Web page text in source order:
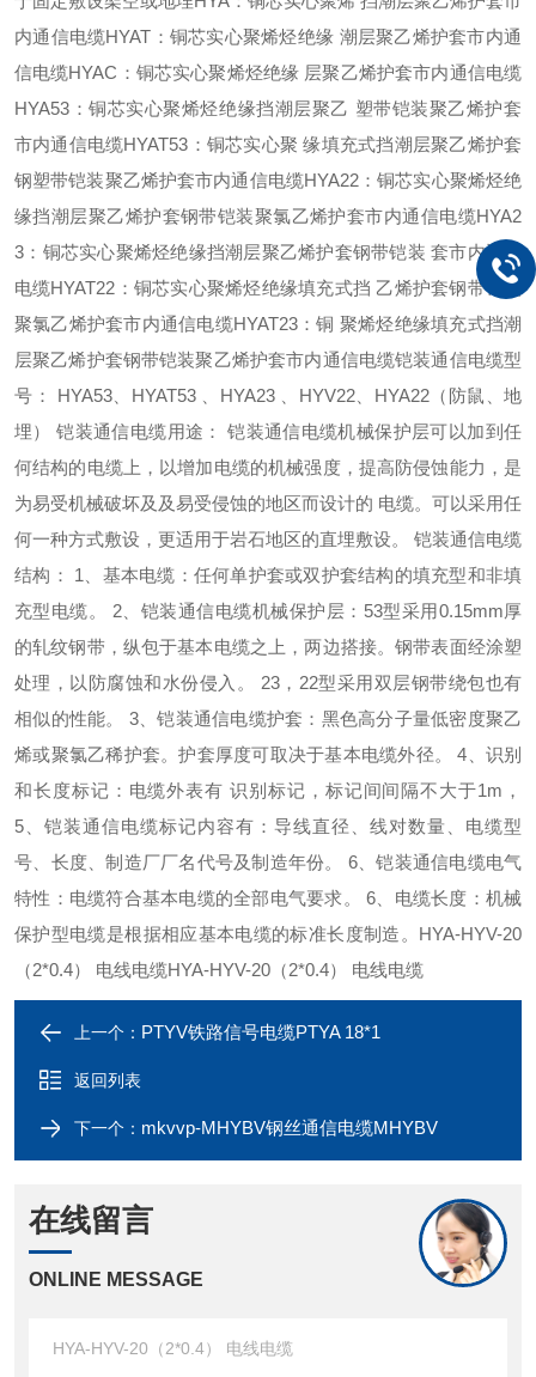
内通信电缆HYAT：铜芯实心聚烯烃绝缘 潮层聚乙烯护套市内通
信电缆HYAC：铜芯实心聚烯烃绝缘 层聚乙烯护套市内通信电缆
HYA53：铜芯实心聚烯烃绝缘挡潮层聚乙 塑带铠装聚乙烯护套
市内通信电缆HYAT53：铜芯实心聚 缘填充式挡潮层聚乙烯护套
钢塑带铠装聚乙烯护套市内通信电缆HYA22：铜芯实心聚烯烃绝
缘挡潮层聚乙烯护套钢带铠装聚氯乙烯护套市内通信电缆HYA2
3：铜芯实心聚烯烃绝缘挡潮层聚乙烯护套钢带铠装 套市内通信
电缆HYAT22：铜芯实心聚烯烃绝缘填充式挡 乙烯护套钢带铠装
聚氯乙烯护套市内通信电缆HYAT23：铜 聚烯烃绝缘填充式挡潮
层聚乙烯护套钢带铠装聚乙烯护套市内通信电缆铠装通信电缆型
号： HYA53、HYAT53 、HYA23 、HYV22、HYA22（防鼠、地
埋） 铠装通信电缆用途： 铠装通信电缆机械保护层可以加到任
何结构的电缆上，以增加电缆的机械强度，提高防侵蚀能力，是
为易受机械破坏及及易受侵蚀的地区而设计的 电缆。可以采用任
何一种方式敷设，更适用于岩石地区的直埋敷设。 铠装通信电缆
结构： 1、基本电缆：任何单护套或双护套结构的填充型和非填
充型电缆。 2、铠装通信电缆机械保护层：53型采用0.15mm厚
的轧纹钢带，纵包于基本电缆之上，两边搭接。钢带表面经涂塑
处理，以防腐蚀和水份侵入。 23，22型采用双层钢带绕包也有
相似的性能。 3、铠装通信电缆护套：黑色高分子量低密度聚乙
烯或聚氯乙稀护套。护套厚度可取决于基本电缆外径。 4、识别
和长度标记：电缆外表有 识别标记，标记间间隔不大于1m，
5、铠装通信电缆标记内容有：导线直径、线对数量、电缆型
号、长度、制造厂厂名代号及制造年份。 6、铠装通信电缆电气
特性：电缆符合基本电缆的全部电气要求。 6、电缆长度：机械
保护型电缆是根据相应基本电缆的标准长度制造。HYA-HYV-20
（2*0.4） 电线电缆HYA-HYV-20（2*0.4） 电线电缆
上一个： PTYV铁路信号电缆PTYA 18*1
返回列表
下一个： mkvvp-MHYBV钢丝通信电缆MHYBV
在线留言
ONLINE MESSAGE